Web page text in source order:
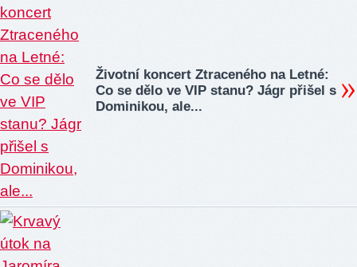
Životní koncert Ztraceného na Letné:
Co se dělo ve VIP stanu? Jágr přišel s
Dominikou, ale...